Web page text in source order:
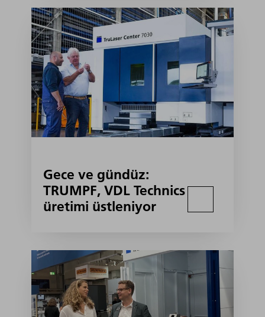
Gece ve gündüz:
TRUMPF, VDL Technics
üretimi üstleniyor